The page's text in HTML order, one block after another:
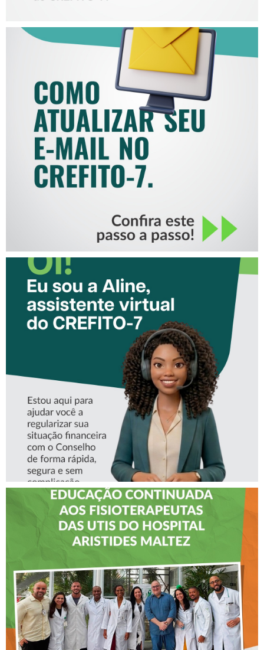
COMO ATUALIZAR SEU E-
MAIL NO CREFITO-7
CONHEÇA A ‘ALINE’,
ASSISTENTE VIRTUAL DO
CREFITO-7
CREFITO-7 LEVA EDUCAÇÃO
CONTINUADA AOS
FISIOTERAPEUTAS DAS UTIs
DO HOSPITAL ARISTIDES
MALTEZ